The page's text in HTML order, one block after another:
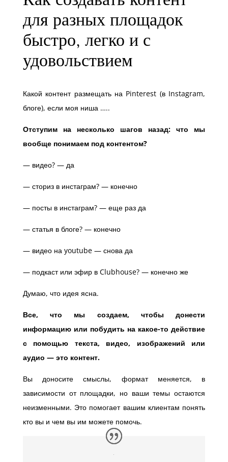
для разных площадок
быстро, легко и с
удовольствием
Какой контент размещать на Pinterest (в Instagram,
блоге), если моя ниша …..
Отступим на несколько шагов назад: что мы
вообще понимаем под контентом?
— видео? — да
— сториз в инстаграм? — конечно
— посты в инстаграм? — еще раз да
— статья в блоге? — конечно
— видео на youtube — снова да
— подкаст или эфир в Clubhouse? — конечно же
Думаю, что идея ясна.
Все, что мы создаем, чтобы донести
информацию или побудить на какое-то действие
с помощью текста, видео, изображений или
аудио — это контент.
Вы доносите смыслы, формат меняется, в
зависимости от площадки, но ваши темы остаются
неизменными. Это помогает вашим клиентам понять
кто вы и чем вы им можете помочь.